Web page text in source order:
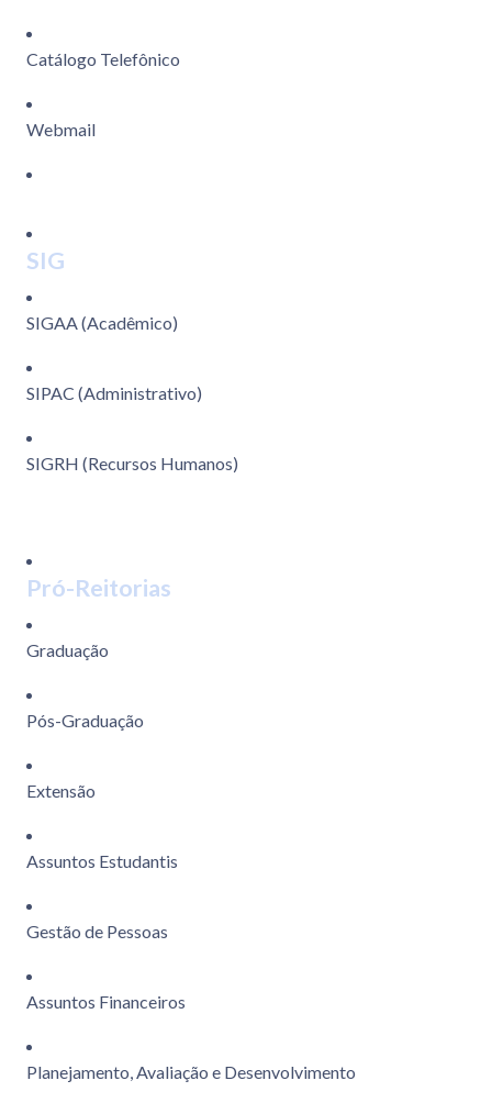
Catálogo Telefônico
Webmail
SIG
SIGAA (Acadêmico)
SIPAC (Administrativo)
SIGRH (Recursos Humanos)
Pró-Reitorias
Graduação
Pós-Graduação
Extensão
Assuntos Estudantis
Gestão de Pessoas
Assuntos Financeiros
Planejamento, Avaliação e Desenvolvimento